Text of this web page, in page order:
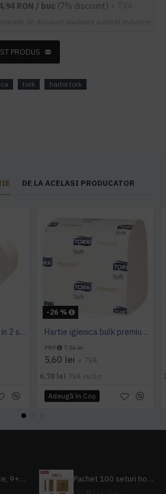
RON / buc (7% discount)
PRODUS
tork
hartie tork
DE LA ACELASI PRODUCATOR
Hârtie igienică 120 m, in 2 straturi, extra albă, Mini Jumbo, AQAS
-26 %
Hartie igienica bulk premium, 2 straturi 252 buc / pachet, Tork
PRP 7,56 lei
5,60 lei + TVA
6,78 lei TVA inclus
Adaugă în Coş
Pachet 10 halate, 9+1 gratuit Pachet 100 seturi hoteliere, set dentar, set barbierit, casca de dus, pila unghii, set cusut